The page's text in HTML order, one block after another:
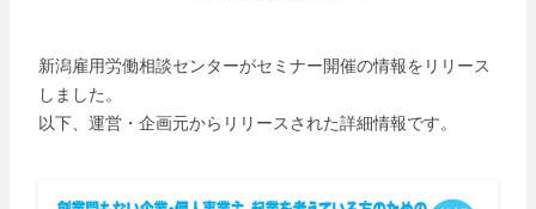
新潟雇用労働相談センターがセミナー開催の情報をリリース
しました。
以下、運営・企画元からリリースされた詳細情報です。